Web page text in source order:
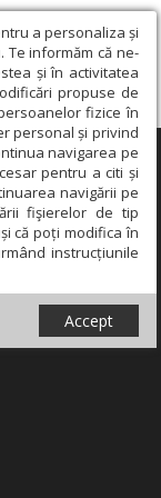
a personaliza și
informăm că ne-
și în activitatea
propuse de
fizice în
personal și privind
navigarea pe
pentru a citi și
navigării pe
fişierelor de tip
că poți modifica în
instrucțiunile
Accept
×